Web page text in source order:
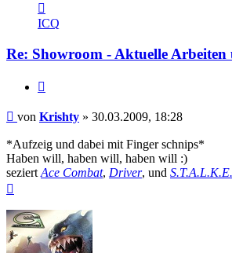
von
Krishty
ICQ
Re: Showroom - Aktuelle
Beitrag
von Krishty » 30.03.2009, 18:28
*Aufzeig und dabei mit Finger schnips*
Haben will, haben will, haben will :)
seziert Ace Combat, Driver, und